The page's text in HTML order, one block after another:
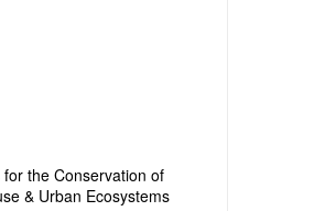
the Conservation of
& Urban Ecosystems